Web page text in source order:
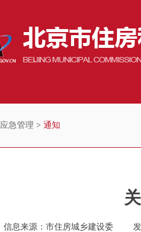
应急管理 > 通知
信息来源：市住房城乡建设委